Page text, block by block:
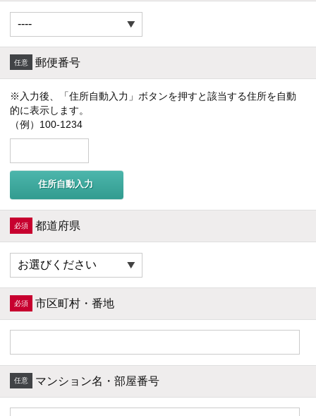
郵便番号
※入力後、「住所自動入力」ボタンを押すと該当する住所を自動
的に表示します。
（例）100-1234
住所自動入力
都道府県
市区町村・番地
マンション名・部屋番号